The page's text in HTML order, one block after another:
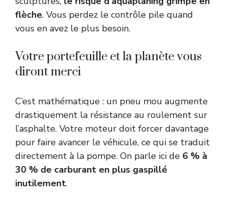
flèche. Vous perdez le contrôle pile quand
vous en avez le plus besoin.
Votre portefeuille et la planète vous
diront merci
C’est mathématique : un pneu mou augmente
drastiquement la résistance au roulement sur
l’asphalte. Votre moteur doit forcer davantage
pour faire avancer le véhicule, ce qui se traduit
directement à la pompe. On parle ici de 6 % à
30 % de carburant en plus gaspillé
inutilement.